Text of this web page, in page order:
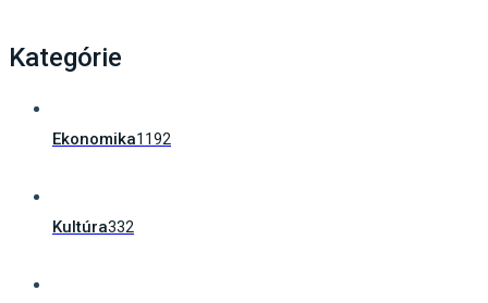
Kategórie
Ekonomika1192
Kultúra332